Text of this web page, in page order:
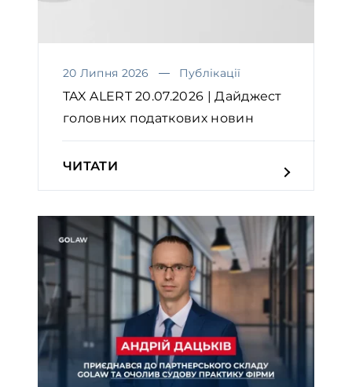
20 Липня 2026 Публікації
TAX ALERT 20.07.2026 | Дайджест
головних податкових новин
ЧИТАТИ